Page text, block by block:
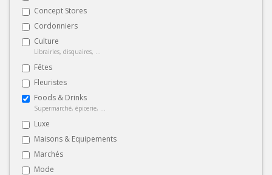
Concept Stores
Cordonniers
Culture
Librairies, disquaires, ...
Fêtes
Fleuristes
Foods & Drinks
Supermarché, épicerie, ...
Luxe
Maisons & Equipements
Marchés
Mode